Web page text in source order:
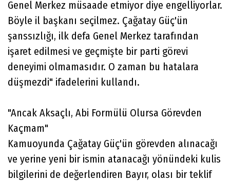
Genel Merkez müsaade etmiyor diye engelliyorlar.
Böyle il başkanı seçilmez. Çağatay Güç'ün
şanssızlığı, ilk defa Genel Merkez tarafından
işaret edilmesi ve geçmişte bir parti görevi
deneyimi olmamasıdır. O zaman bu hatalara
düşmezdi" ifadelerini kullandı.
"Ancak Aksaçlı, Abi Formülü Olursa Görevden
Kaçmam"
Kamuoyunda Çağatay Güç'ün görevden alınacağı
ve yerine yeni bir ismin atanacağı yönündeki kulis
bilgilerini de değerlendiren Bayır, olası bir teklif